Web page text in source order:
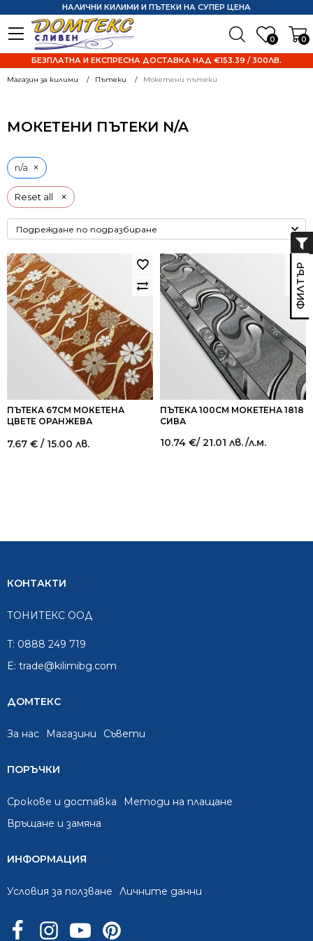
0 0
НАЛИЧНИ КИЛИМИ И ПЪТЕКИ НА СУПЕР ЦЕНА
БЕЗПЛАТНА И ЕКСПРЕСНА ДОСТАВКА НАД €153.39 / 300ЛВ.
Магазин за килими Пътеки Мокетени пътеки
МОКЕТЕНИ ПЪТЕКИ N/A
Reset all ×
n/a ×
ПЪТЕКА 67СМ МОКЕТЕНА
ЦВЕТЕ ОРАНЖЕВА
7.67 € / 15.00 лв.
ПЪТЕКА 100СМ МОКЕТЕНА 1818
СИВА
10.74 €/ 21.01 лв./л.м.
КОНТАКТИ
ТОНИТЕКС ООД
T: 0888 249 719
E: trade@kilimibg.com
ДОМТЕКС
За нас Mагазини Съвети
ПОРЪЧКИ
Срокове и доставка
Методи на плащане
Връщане и замяна
ИНФОРМАЦИЯ
Условия за ползване Личните данни